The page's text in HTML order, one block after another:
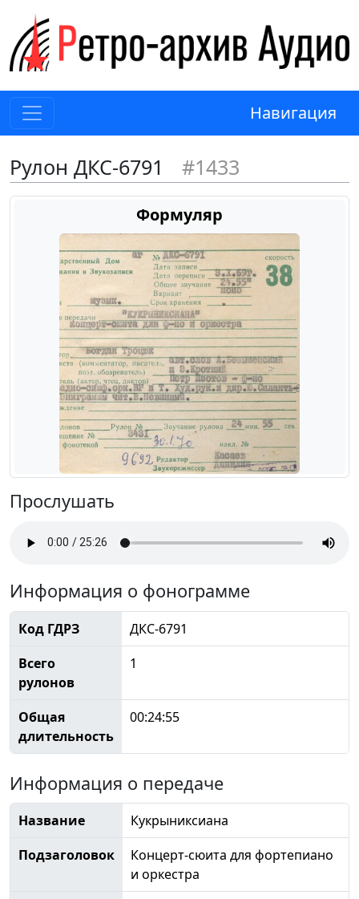
Навигация
Рулон ДКС-6791 #1433
Формуляр
Прослушать
Информация о фонограмме
Код ГДРЗ
ДКС-6791
Всего
рулонов
1
Общая
длительность
00:24:55
Информация о передаче
Название
Кукрыниксиана
Подзаголовок
Концерт-сюита для фортепиано
и оркестра